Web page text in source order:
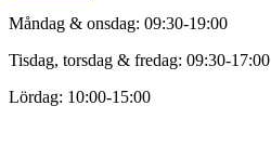
Måndag & onsdag: 09:30-19:00
Tisdag, torsdag & fredag: 09:30-17:00
Lördag: 10:00-15:00